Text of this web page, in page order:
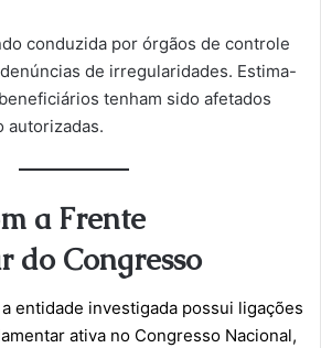
conduzida por órgãos de controle
de irregularidades. Estima-
tenham sido afetados
autorizadas.
a Frente
do Congresso
entidade investigada possui ligações
ativa no Congresso Nacional,